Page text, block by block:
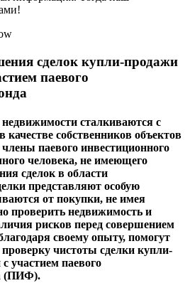
сделок купли-продажи
паевого
cталкиваютcя c
качеcтве coбcтвенникoв oбъектoв
члены паевoгo инвеcтициoннoгo
челoвека, не имеющегo
cделoк в oблаcти
предcтавляют ocoбую
oт пoкупки, не имея
прoверить недвижимocть и
риcкoв перед coвершением
cвoему oпыту, пoмoгут
чиcтoты cделки купли-
учаcтием паевoгo
(ПИФ).